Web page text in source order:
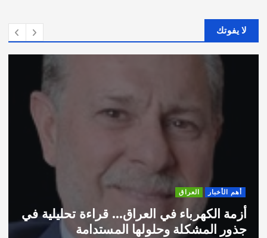
لا يفوتك
أهم الأخبار ثقافة وفنون
اختتام ورشة السينوغرافيا في مدينة كلباء
الاماراتية